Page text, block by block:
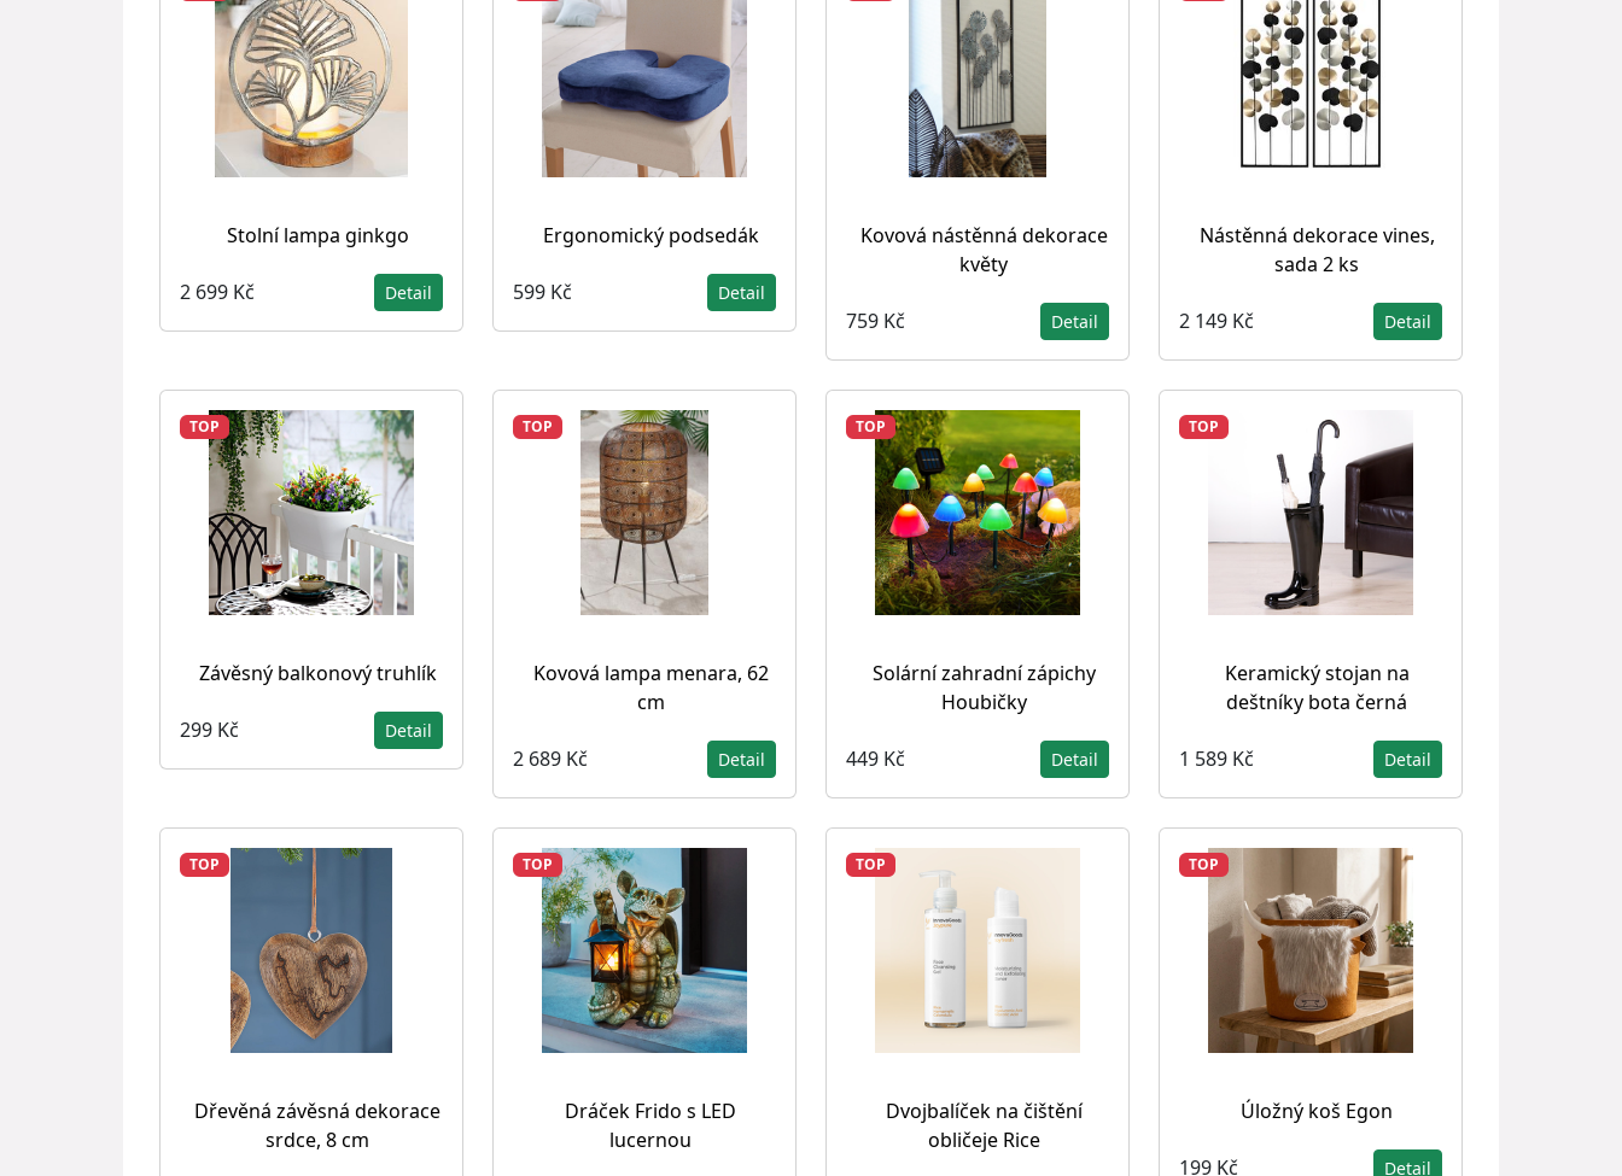
Stolní lampa ginkgo
2 699 Kč Detail
Ergonomický podsedák
599 Kč Detail
Kovová nástěnná dekorace
květy
759 Kč Detail
Nástěnná dekorace vines,
sada 2 ks
2 149 Kč Detail
TOP
Závěsný balkonový truhlík
299 Kč Detail
TOP
Kovová lampa menara, 62
cm
2 689 Kč Detail
TOP
Solární zahradní zápichy
Houbičky
449 Kč Detail
TOP
Keramický stojan na
deštníky bota černá
1 589 Kč Detail
TOP
Dřevěná závěsná dekorace
srdce, 8 cm
TOP
Dráček Frido s LED
lucernou
TOP
Dvojbalíček na čištění
obličeje Rice
TOP
Úložný koš Egon
199 Kč Detail